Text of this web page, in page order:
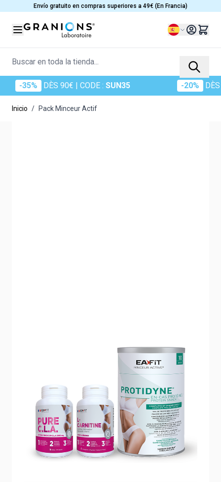
Ir al contenidoEnvío gratuito en compras superiores a 49€ (En Francia)
Lenguaje
Buscar en toda la tienda...
-35% DÈS 90€| CODE :SUN35 -20% DÈS
Inicio / Pack Minceur Actif
Sculptez votre silhouette, boostez vos
4.5/5 -79 reviews
Programme complet et ciblé
Formules expertes
En-cas équilibré
Fabriqué en France